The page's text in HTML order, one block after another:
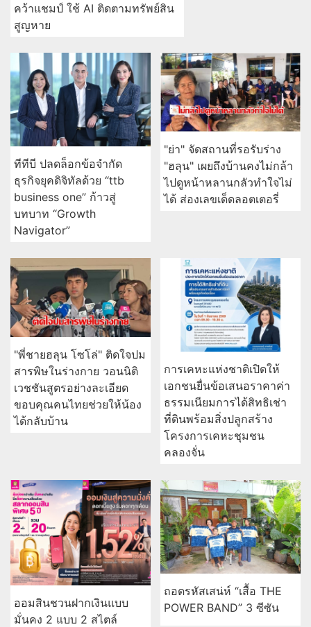
คว้าแชมป์ ใช้ AI ติดตามทรัพย์สิน
สูญหาย
ทีทีบี ปลดล็อกข้อจำกัด
ธุรกิจยุคดิจิทัลด้วย “ttb
business one” ก้าวสู่
บทบาท “Growth
Navigator”
"ย่า" จัดสถานที่รอรับร่าง
"ฮลุน" เผยถึงบ้านคงไม่กล้า
ไปดูหน้าหลานกลัวทำใจไม่
ได้ ส่องเลขเด็ดลอตเตอรี่
"พี่ชายฮลุน โซโล่" ติดใจปม
สารพิษในร่างกาย วอนนิติ
เวชชันสูตรอย่างละเอียด
ขอบคุณคนไทยช่วยให้น้อง
ได้กลับบ้าน
การเคหะแห่งชาติเปิดให้
เอกชนยื่นข้อเสนอราคาค่า
ธรรมเนียมการได้สิทธิเช่า
ที่ดินพร้อมสิ่งปลูกสร้าง
โครงการเคหะชุมชน
คลองจั่น
ออมสินชวนฝากเงินแบบ
มั่นคง 2 แบบ 2 สไตล์
ถอดรหัสเสน่ห์ “เสื้อ THE
POWER BAND” 3 ซีซัน